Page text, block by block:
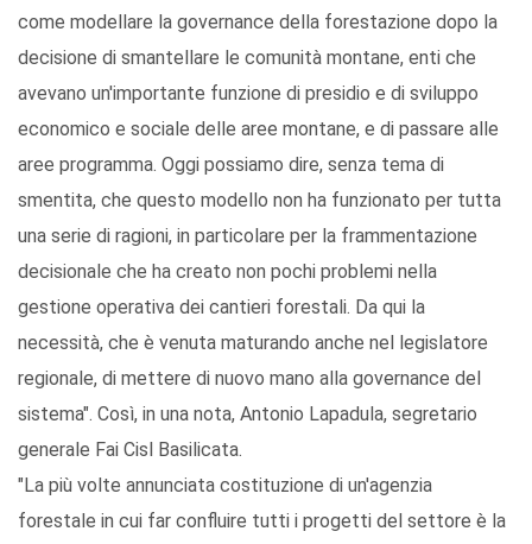
come modellare la governance della forestazione dopo la
decisione di smantellare le comunità montane, enti che
avevano un'importante funzione di presidio e di sviluppo
economico e sociale delle aree montane, e di passare alle
aree programma. Oggi possiamo dire, senza tema di
smentita, che questo modello non ha funzionato per tutta
una serie di ragioni, in particolare per la frammentazione
decisionale che ha creato non pochi problemi nella
gestione operativa dei cantieri forestali. Da qui la
necessità, che è venuta maturando anche nel legislatore
regionale, di mettere di nuovo mano alla governance del
sistema". Così, in una nota, Antonio Lapadula, segretario
generale Fai Cisl Basilicata.
"La più volte annunciata costituzione di un'agenzia
forestale in cui far confluire tutti i progetti del settore è la